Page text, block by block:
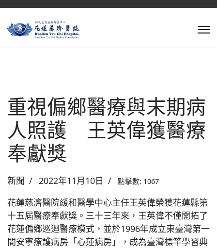
重視偏鄉醫療與末期病
人照護 王英偉獲醫療
奉獻獎
新聞 2022年11月10日 點擊數: 1067
花蓮慈濟醫院緩和醫學中心主任王英偉榮獲花蓮縣第
十五屆醫療奉獻獎。三十三年來，王英偉不僅開拓了
花蓮偏鄉巡迴醫療模式，並於1996年成立東臺灣第一
間安寧療護病房「心蓮病房」，成為臺灣標竿學習典